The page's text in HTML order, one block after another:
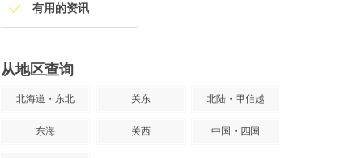
有用的资讯
从地区查询
北海道・东北 关东 北陆・甲信越
东海 关西 中国・四国